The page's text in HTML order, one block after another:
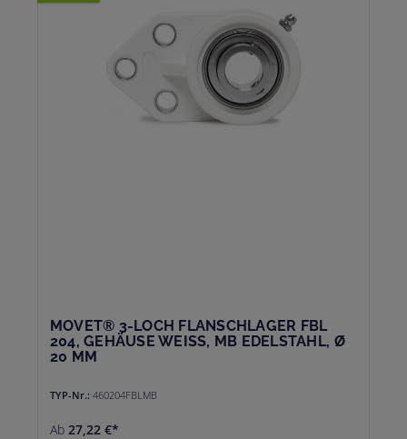
MOVET® 3-LOCH FLANSCHLAGER FBL
204, GEHÄUSE WEISS, MB EDELSTAHL, Ø 2
0 MM
TYP-Nr.: 460204FBLMB
Ab 27,22 €*